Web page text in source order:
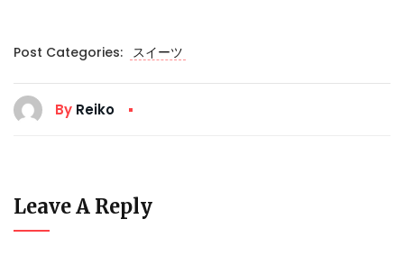
Post Categories: スイーツ
By Reiko
Leave A Reply